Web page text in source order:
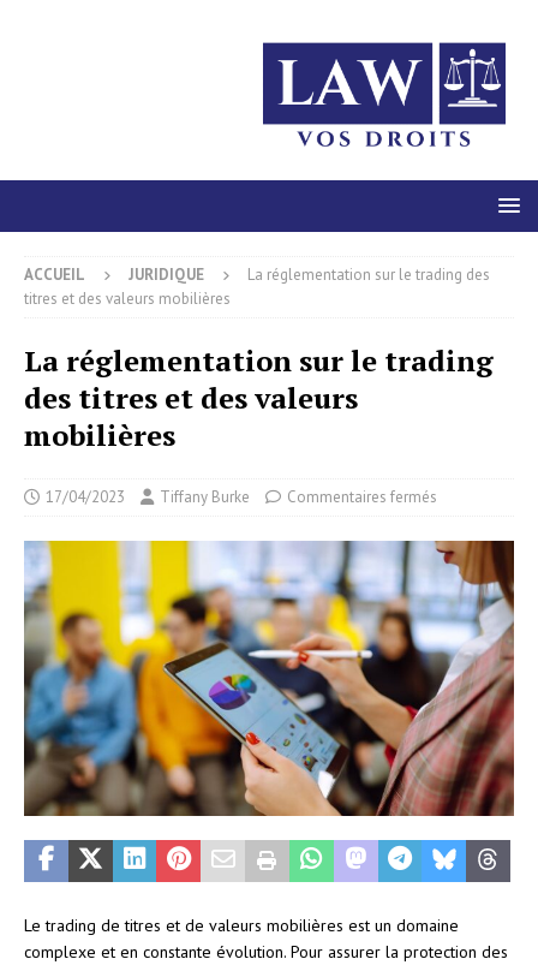
ACCUEIL JURIDIQUE
La réglementation sur le trading des
titres et des valeurs mobilières
La réglementation sur le trading
des titres et des valeurs
mobilières
17/04/2023 Tiffany Burke Commentaires fermés
Le trading de titres et de valeurs mobilières est un domaine
complexe et en constante évolution. Pour assurer la protection des